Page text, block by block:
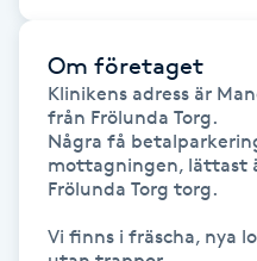
Hårvård
Hälsa
Hälsprickor
Om företaget
Klinikens adress är
från Frölunda Torg.
Några få
mottagningen, lättast
Frölunda Torg torg.
Vi finns i fräscha, nya